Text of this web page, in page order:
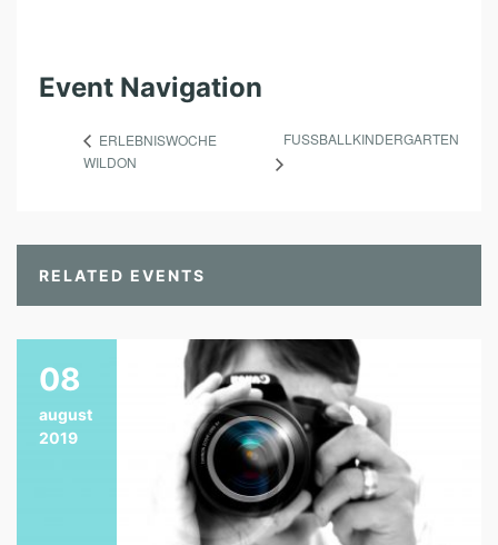
Event Navigation
ERLEBNISWOCHE
WILDON
FUSSBALLKINDERGARTEN
RELATED EVENTS
08
august
2019